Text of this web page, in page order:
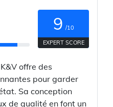
9 /10
EXPERT SCORE
offre des
pour garder
Sa conception
de qualité en font un